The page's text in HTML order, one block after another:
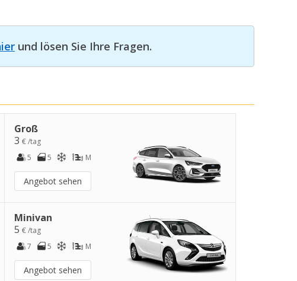
und lösen Sie Ihre Fragen.
Groß
3 € /tag
5
5 M
Angebot sehen
Minivan
5 € /tag
7
5 M
Angebot sehen